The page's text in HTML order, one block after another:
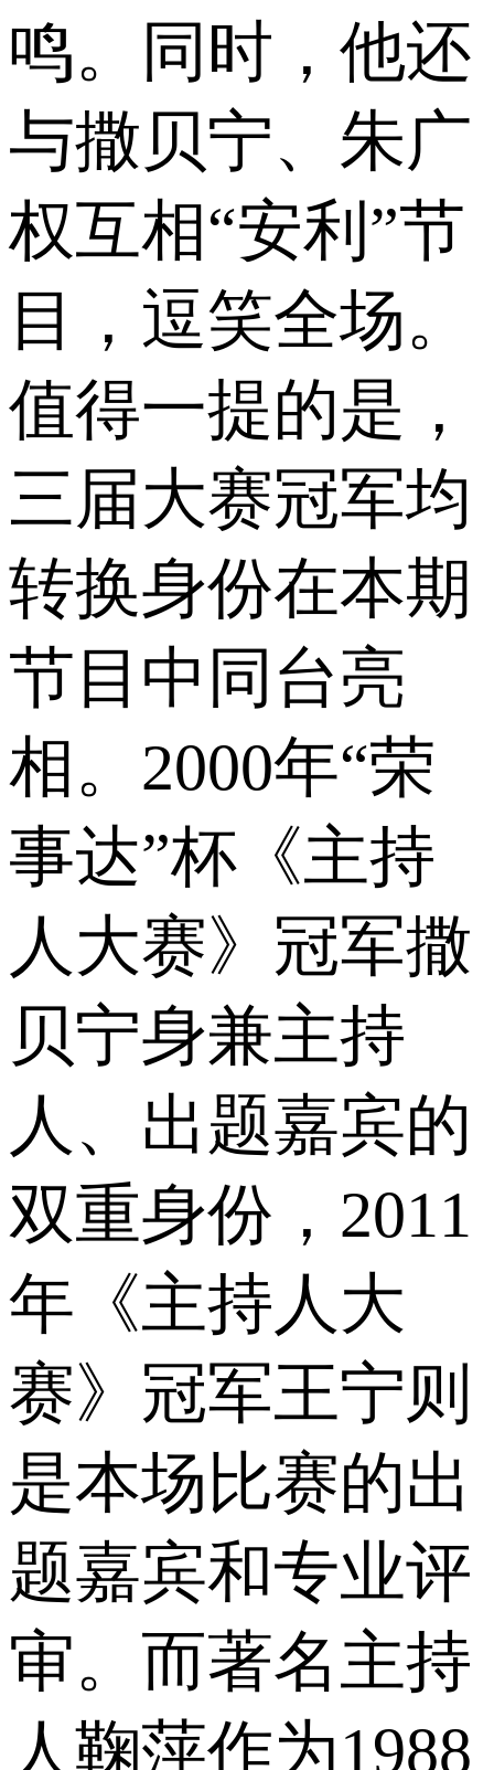
鸣。同时，他还
与撒贝宁、朱广
权互相“安利”节
目，逗笑全场。
值得一提的是，
三届大赛冠军均
转换身份在本期
节目中同台亮
相。2000年“荣
事达”杯《主持
人大赛》冠军撒
贝宁身兼主持
人、出题嘉宾的
双重身份，2011
年《主持人大
赛》冠军王宁则
是本场比赛的出
题嘉宾和专业评
审。而著名主持
人鞠萍作为1988